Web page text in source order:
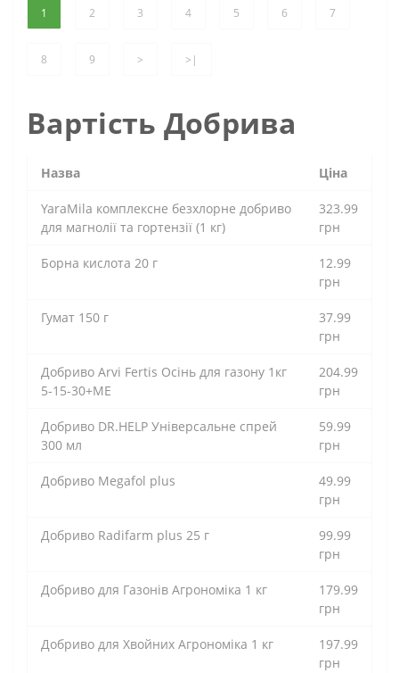
1 2 3 4 5 6 7
8 9 > >|
Вартість Добрива
Назва Ціна
YaraMila комплексне безхлорне добриво
для магнолії та гортензії (1 кг)
323.99
грн
Борна кислота 20 г
12.99
грн
Гумат 150 г
37.99
грн
Добриво Arvi Fertis Осінь для газону 1кг
5-15-30+МЕ
204.99
грн
Добриво DR.HELP Універсальне спрей
300 мл
59.99
грн
Добриво Megafol plus
49.99
грн
Добриво Radifarm plus 25 г
99.99
грн
Добриво для Газонів Агрономіка 1 кг
179.99
грн
Добриво для Хвойних Агрономіка 1 кг
197.99
грн